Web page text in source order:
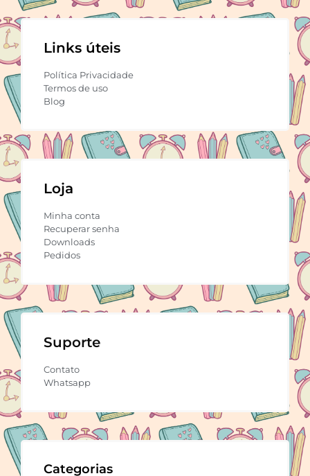
Links úteis
Política Privacidade
Termos de uso
Blog
Loja
Minha conta
Recuperar senha
Downloads
Pedidos
Suporte
Contato
Whatsapp
Categorias